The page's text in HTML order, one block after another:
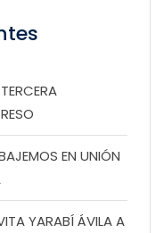
EN UNIÓN
YARABÍ ÁVILA A